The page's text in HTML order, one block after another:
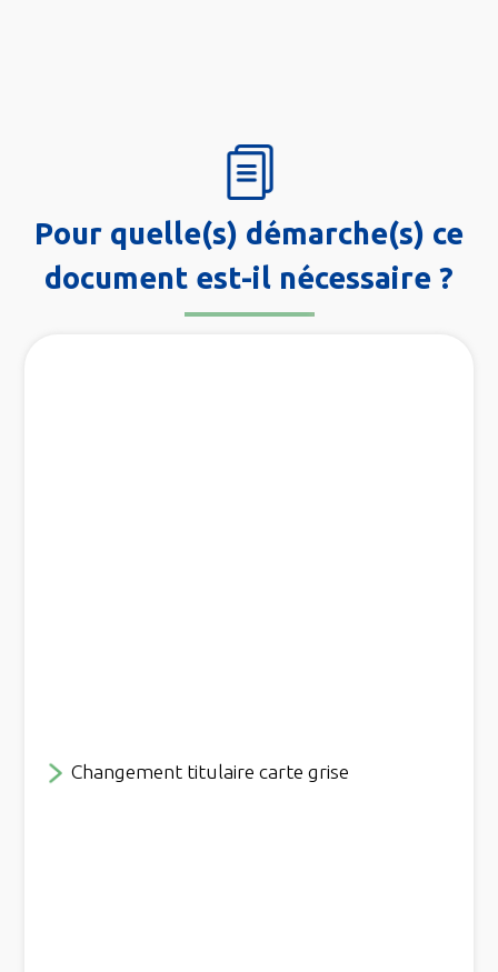
Pour quelle(s) démarche(s) ce
document est-il nécessaire ?
Changement titulaire carte grise